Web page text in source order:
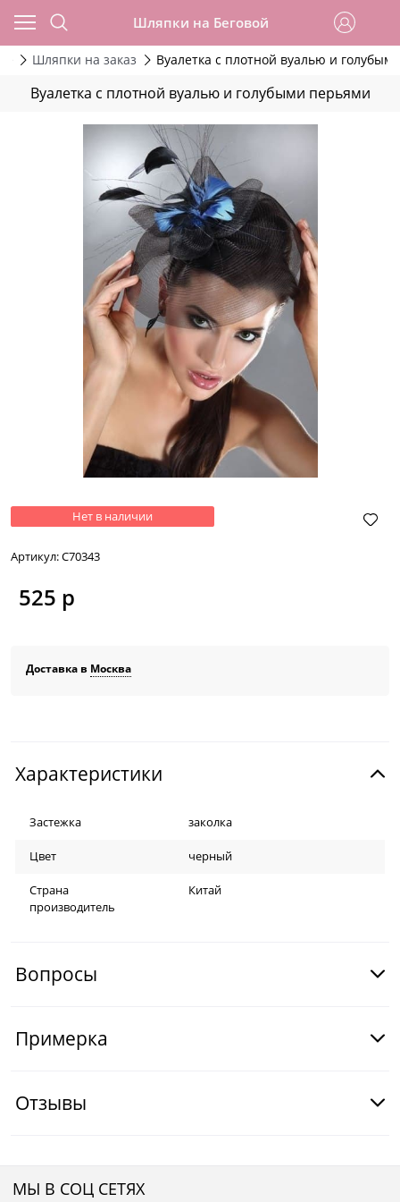
Шляпки на Беговой
Шляпки на заказ Вуалетка с плотной вуалью и
Вуалетка с плотной вуалью и голубыми перьями
Нет в наличии
Артикул:C70343
525 р
Доставка в Москва
Характеристики
Застежка заколка
Цвет черный
Страна
производитель
Китай
Вопросы
Примерка
Отзывы
МЫ В СОЦ СЕТЯХ